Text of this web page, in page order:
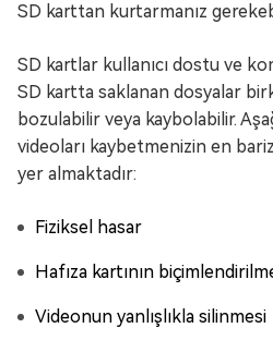
SD karttan kurtarmanız
SD kartlar kullanıcı dostu ve
SD kartta saklanan dosyalar
bozulabilir veya kaybolabilir.
videoları kaybetmenizin en
yer almaktadır:
Fiziksel hasar
Hafıza kartının
Videonun yanlışlıkla silinmesi